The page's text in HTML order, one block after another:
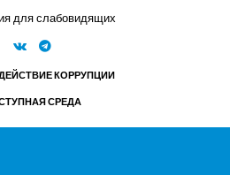
для слабовидящих
КОРРУПЦИИ
СРЕДА